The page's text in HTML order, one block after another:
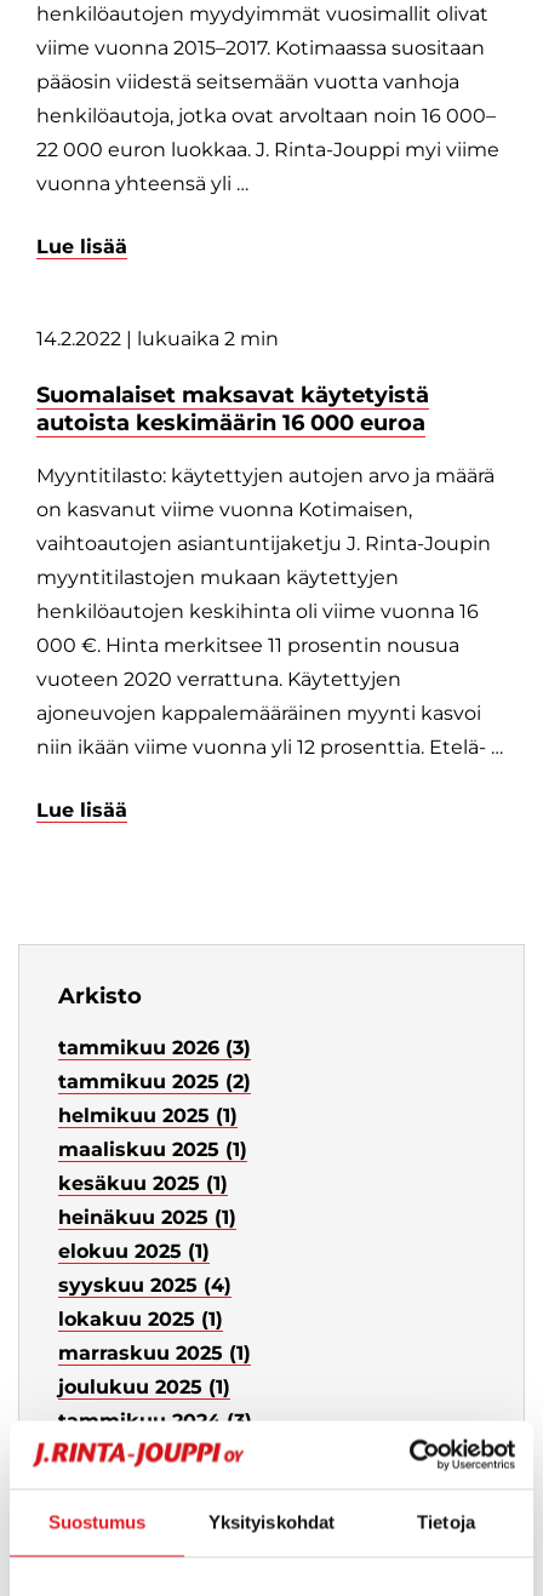
Suostumus Yksityiskohdat Tietoja
henkilöautojen myydyimmät vuosimallit olivat
viime vuonna 2015–2017. Kotimaassa suositaan
pääosin viidestä seitsemään vuotta vanhoja
henkilöautoja, jotka ovat arvoltaan noin 16 000–
22 000 euron luokkaa. J. Rinta-Jouppi myi viime
vuonna yhteensä yli …
Lue lisää
14.2.2022 | lukuaika 2 min
Suomalaiset maksavat käytetyistä
autoista keskimäärin 16 000 euroa
Myyntitilasto: käytettyjen autojen arvo ja määrä
on kasvanut viime vuonna Kotimaisen,
vaihtoautojen asiantuntijaketju J. Rinta-Joupin
myyntitilastojen mukaan käytettyjen
henkilöautojen keskihinta oli viime vuonna 16
000 €. Hinta merkitsee 11 prosentin nousua
vuoteen 2020 verrattuna. Käytettyjen
ajoneuvojen kappalemääräinen myynti kasvoi
niin ikään viime vuonna yli 12 prosenttia. Etelä- …
Lue lisää
Arkisto
tammikuu 2026 (3)
tammikuu 2025 (2)
helmikuu 2025 (1)
maaliskuu 2025 (1)
kesäkuu 2025 (1)
heinäkuu 2025 (1)
elokuu 2025 (1)
syyskuu 2025 (4)
lokakuu 2025 (1)
marraskuu 2025 (1)
joulukuu 2025 (1)
tammikuu 2024 (3)
helmikuu 2024 (1)
huhtikuu 2024 (2)
toukokuu 2024 (1)